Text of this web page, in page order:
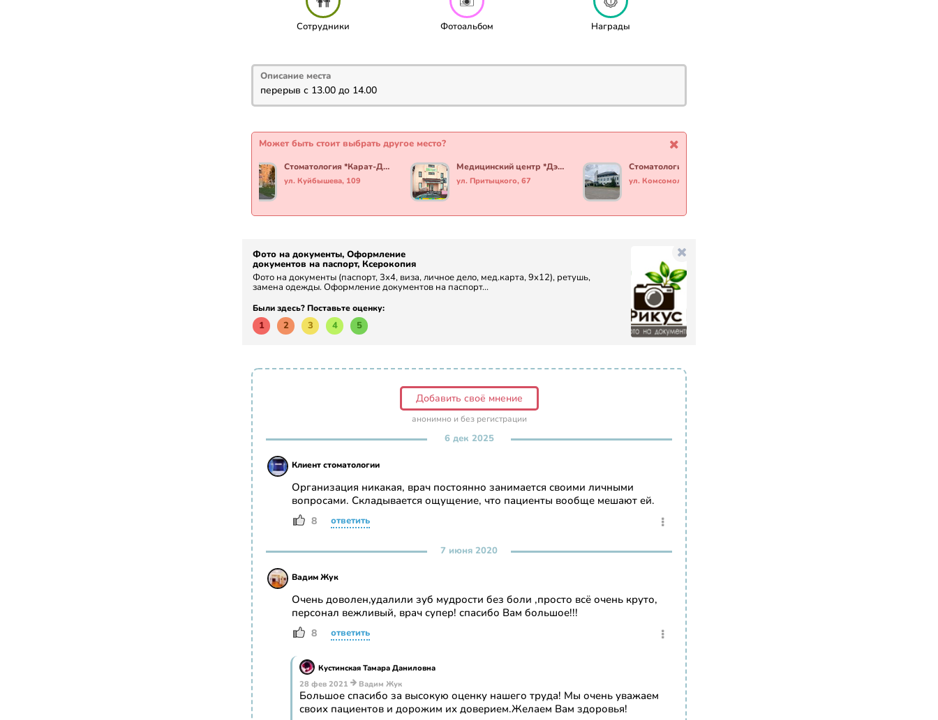
Сотрудники Фотоальбом Награды
Описание места
перерыв с 13.00 до 14.00
Может быть стоит выбрать другое место?
Стоматология *Карат-Дент*
ул. Куйбышева, 109
Медицинский центр *Дэйскомп*
ул. Притыцкого, 67
Стоматология *АРТ*
ул. Комсомольская, 55 каб.207
Фото на документы, Оформление
документов на паспорт, Ксерокопия
Фото на документы (паспорт, 3х4, виза, личное дело, мед.карта, 9х12), ретушь,
замена одежды. Оформление документов на паспорт...
Были здесь? Поставьте оценку:
1 2 3 4 5
Добавить своё мнение
анонимно и без регистрации
6 дек 2025
Клиент стоматологии
Организация никакая, врач постоянно занимается своими личными
вопросами. Складывается ощущение, что пациенты вообще мешают ей.
8 ответить
7 июня 2020
Вадим Жук
Очень доволен,удалили зуб мудрости без боли ,просто всё очень круто,
персонал вежливый, врач супер! спасибо Вам большое!!!
8 ответить
Кустинская Тамара Даниловна
28 фев 2021
Вадим Жук
Большое спасибо за высокую оценку нашего труда! Мы очень уважаем
своих пациентов и дорожим их доверием.Желаем Вам здоровья!